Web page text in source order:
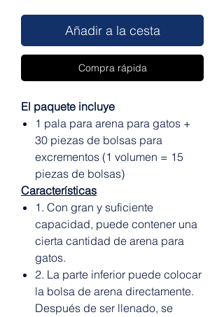
Añadir a la cesta
Compra rápida
El paquete incluye
1 pala para arena para gatos +
30 piezas de bolsas para
excrementos (1 volumen = 15
piezas de bolsas)
Características
1. Con gran y suficiente
capacidad, puede contener una
cierta cantidad de arena para
gatos.
2. La parte inferior puede colocar
la bolsa de arena directamente.
Después de ser llenado, se